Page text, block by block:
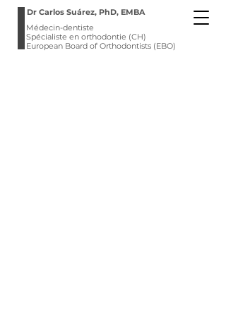
Dr Carlos Suárez, PhD, EMBA
Médecin-dentiste
Spécialiste en orthodontie (CH)
European Board of Orthodontists (EBO)